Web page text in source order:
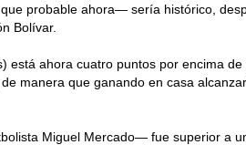
probable ahora— sería histórico,
Bolívar.
ahora cuatro puntos por encima
manera que ganando en casa
Miguel Mercado— fue superior a